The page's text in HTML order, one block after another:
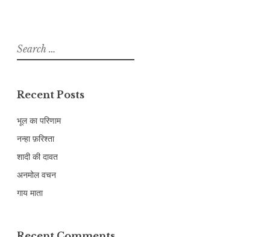
Search
for:
Recent Posts
भूल का परिणाम
नन्हा फ़रिश्ता
शादी की दावत
अनमोल वचन
गाय माता